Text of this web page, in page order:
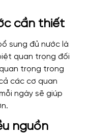
cần thiết
sung đủ nước là
quan trọng đối
trọng trong
các cơ quan
ngày sẽ giúp
nguồn